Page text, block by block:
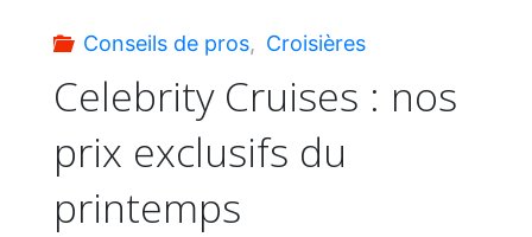
de
rêve"
Conseils de pros, Croisières
Celebrity Cruises : nos
prix exclusifs du
printemps